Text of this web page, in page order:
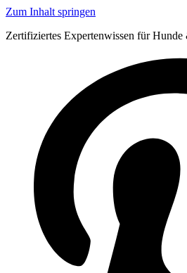
Zum Inhalt springen
Zertifiziertes Expertenwissen für